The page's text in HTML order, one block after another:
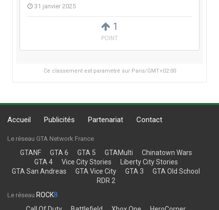
1
POINT
31 janvier 2025
Ce classement est paramétré sur Paris/GMT+02:00
Accueil Publicités Partenariat Contact
Le réseau GTA Network France
GTANF GTA 6 GTA 5 GTAMulti
Chinatown Wars
GTA 4
Vice City Stories
Liberty City Stories
GTA San Andreas
GTA Vice City GTA 3
GTA Old School
RDR 2
Le réseau ROCK8